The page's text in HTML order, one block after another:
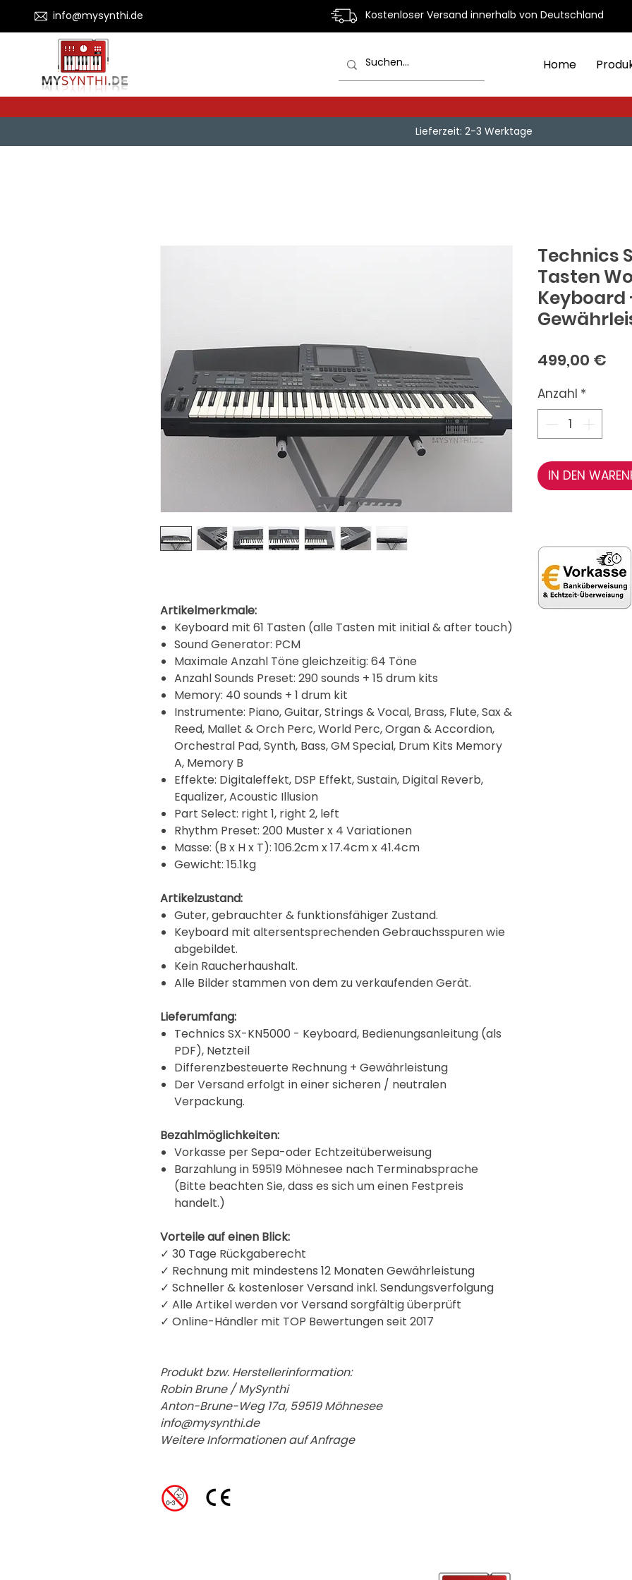
info@mysynthi.de Kostenloser Versand innerhalb von Deutschland
Home
Lieferzeit: 2-3 Werktage
Artikelmerkmale:
Keyboard mit 61 Tasten (alle Tasten mit initial & after touch)
Sound Generator: PCM
Maximale Anzahl Töne gleichzeitig: 64 Töne
Anzahl Sounds Preset: 290 sounds + 15 drum kits
Memory: 40 sounds + 1 drum kit
Instrumente: Piano, Guitar, Strings & Vocal, Brass, Flute, Sax &
Reed, Mallet & Orch Perc, World Perc, Organ & Accordion,
Orchestral Pad, Synth, Bass, GM Special, Drum Kits Memory
A, Memory B
Effekte: Digitaleffekt, DSP Effekt, Sustain, Digital Reverb,
Equalizer, Acoustic Illusion
Part Select: right 1, right 2, left
Rhythm Preset: 200 Muster x 4 Variationen
Masse: (B x H x T): 106.2cm x 17.4cm x 41.4cm
Gewicht: 15.1kg
Artikelzustand:
Guter, gebrauchter & funktionsfähiger Zustand.
Keyboard mit altersentsprechenden Gebrauchsspuren wie
abgebildet.
Kein Raucherhaushalt.
Alle Bilder stammen von dem zu verkaufenden Gerät.
Lieferumfang:
Technics SX-KN5000 - Keyboard, Bedienungsanleitung (als
PDF), Netzteil
Differenzbesteuerte Rechnung + Gewährleistung
Der Versand erfolgt in einer sicheren / neutralen
Verpackung.
Bezahlmöglichkeiten:
Vorkasse per Sepa-oder Echtzeitüberweisung
Barzahlung in 59519 Möhnesee nach Terminabsprache
(Bitte beachten Sie, dass es sich um einen Festpreis
handelt.)
Vorteile auf einen Blick:
✓ 30 Tage Rückgaberecht
✓ Rechnung mit mindestens 12 Monaten Gewährleistung
✓ Schneller & kostenloser Versand inkl. Sendungsverfolgung
✓ Alle Artikel werden vor Versand sorgfältig überprüft
✓ Online-Händler mit TOP Bewertungen seit 2017
Produkt bzw. Herstellerinformation:
Robin Brune / MySynthi
Anton-Brune-Weg 17a, 59519 Möhnesee
info@mysynthi.de
Weitere Informationen auf Anfrage
Technics
Tasten
Keyboard
499,00 €
Anzahl *
IN DEN